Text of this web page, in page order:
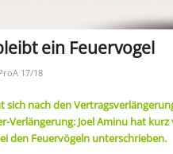
ein Feuervogel
17/18
sich nach den
Verlängerung: Joel Aminu hat
den Feuervögeln unterschrieben.